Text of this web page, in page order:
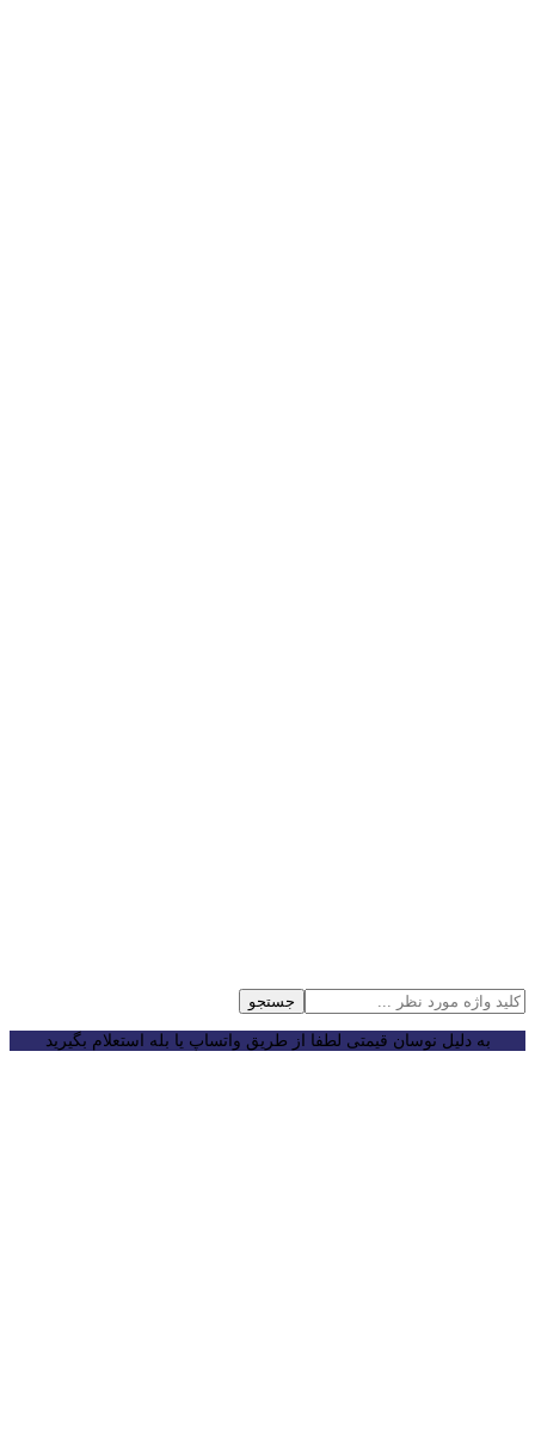
جستجو
به دلیل نوسان قیمتی لطفا از طریق واتساپ یا بله استعلام بگیرید